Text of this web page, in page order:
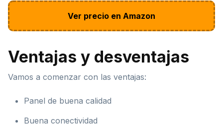
Ver precio en Amazon
Ventajas y desventajas
Vamos a comenzar con las ventajas:
Panel de buena calidad
Buena conectividad